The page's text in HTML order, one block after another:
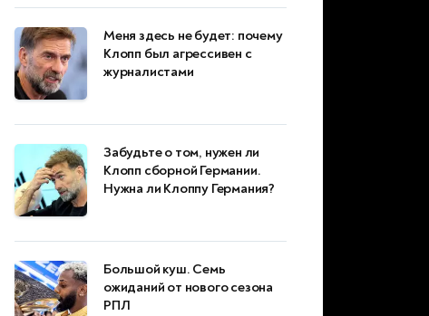
Меня здесь не будет: почему
Клопп был агрессивен с
журналистами
Забудьте о том, нужен ли
Клопп сборной Германии.
Нужна ли Клоппу Германия?
Большой куш. Семь
ожиданий от нового сезона
РПЛ